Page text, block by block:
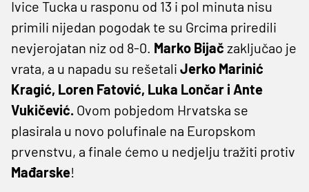
Ivice Tucka u rasponu od 13 i pol minuta nisu
primili nijedan pogodak te su Grcima priredili
nevjerojatan niz od 8-0. Marko Bijač zaključao je
vrata, a u napadu su rešetali Jerko Marinić
Kragić, Loren Fatović, Luka Lončar i Ante
Vukičević. Ovom pobjedom Hrvatska se
plasirala u novo polufinale na Europskom
prvenstvu, a finale ćemo u nedjelju tražiti protiv
Mađarske!